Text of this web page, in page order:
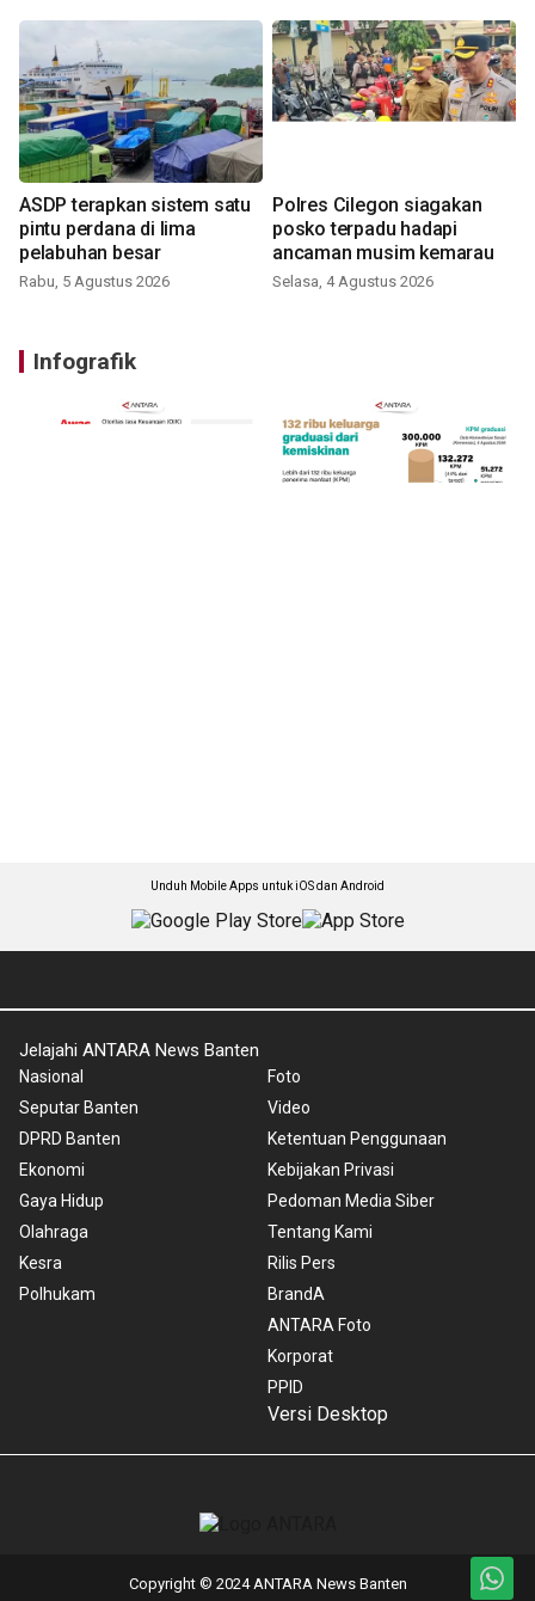
ASDP terapkan sistem satu
pintu perdana di lima
pelabuhan besar
Rabu, 5 Agustus 2026
Polres Cilegon siagakan
posko terpadu hadapi
ancaman musim kemarau
Selasa, 4 Agustus 2026
Infografik
Unduh Mobile Apps untuk iOS dan Android
Jelajahi ANTARA News Banten
Nasional
Seputar Banten
DPRD Banten
Ekonomi
Gaya Hidup
Olahraga
Kesra
Polhukam
Foto
Video
Ketentuan Penggunaan
Kebijakan Privasi
Pedoman Media Siber
Tentang Kami
Rilis Pers
BrandA
ANTARA Foto
Korporat
PPID
Versi Desktop
Copyright © 2024 ANTARA News Banten